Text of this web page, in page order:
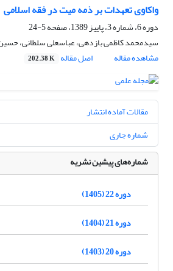
واکاوی تعهدات بر ذمه میت در فقه اسلامی
دوره 6، شماره 3، پاییز 1389، صفحه
5-24
سیدمحمد کاظمی بازدهی، عباسعلی سلطانی،
مشاهده مقاله
اصل مقاله 202.38 K
مقالات آماده انتشار
شماره جاری
شماره‌های پیشین نشریه
دوره 22 (1405)
دوره 21 (1404)
دوره 20 (1403)